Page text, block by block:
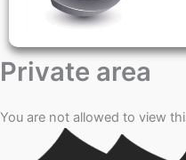
Private area
You are not allowed to view